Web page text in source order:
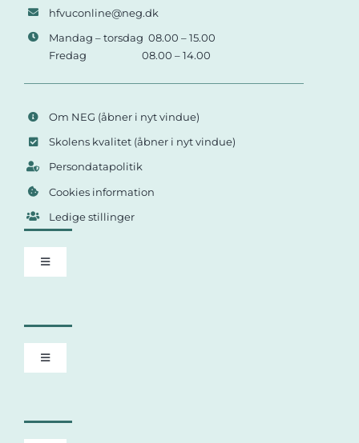
hfvuconline@neg.dk
Mandag – torsdag 08.00 – 15.00
Fredag 08.00 – 14.00
Om NEG (åbner i nyt vindue)
Skolens kvalitet (åbner i nyt vindue)
Persondatapolitik
Cookies information
Ledige stillinger
Toggle
Navigation
Guide til tilmelding til HF Online
Toggle
Navigation